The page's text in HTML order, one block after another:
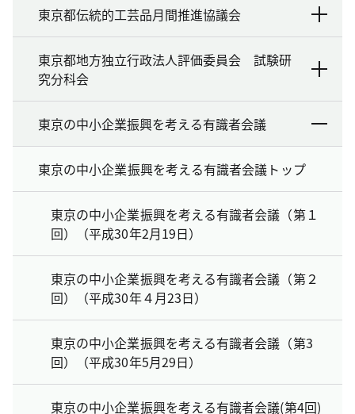
東京都伝統的工芸品月間推進協議会
東京都地方独立行政法人評価委員会 試験研
究分科会
東京の中小企業振興を考える有識者会議
東京の中小企業振興を考える有識者会議トップ
東京の中小企業振興を考える有識者会議（第１
回）（平成30年2月19日）
東京の中小企業振興を考える有識者会議（第２
回）（平成30年４月23日）
東京の中小企業振興を考える有識者会議（第3
回）（平成30年5月29日）
東京の中小企業振興を考える有識者会議(第4回)